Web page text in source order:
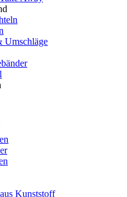
Umschläge
Kunststoff